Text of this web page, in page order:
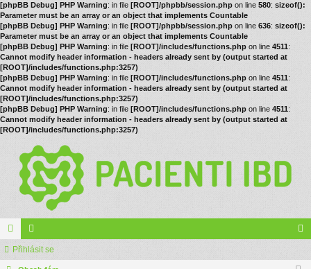
[phpBB Debug] PHP Warning: in file [ROOT]/phpbb/session.php on line 580: sizeof():
Parameter must be an array or an object that implements Countable
[phpBB Debug] PHP Warning: in file [ROOT]/phpbb/session.php on line 636: sizeof():
Parameter must be an array or an object that implements Countable
[phpBB Debug] PHP Warning: in file [ROOT]/includes/functions.php on line 4511:
Cannot modify header information - headers already sent by (output started at
[ROOT]/includes/functions.php:3257)
[phpBB Debug] PHP Warning: in file [ROOT]/includes/functions.php on line 4511:
Cannot modify header information - headers already sent by (output started at
[ROOT]/includes/functions.php:3257)
[phpBB Debug] PHP Warning: in file [ROOT]/includes/functions.php on line 4511:
Cannot modify header information - headers already sent by (output started at
[ROOT]/includes/functions.php:3257)
ór le
Přihlásit se